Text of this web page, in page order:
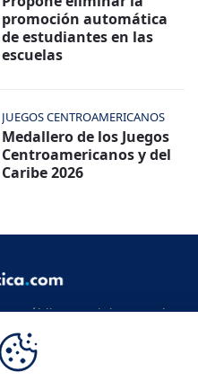
promoción automática
de estudiantes en las
escuelas
JUEGOS CENTROAMERICANOS
Medallero de los Juegos
Centroamericanos y del
Caribe 2026
Dominicana y el
y las claves de la